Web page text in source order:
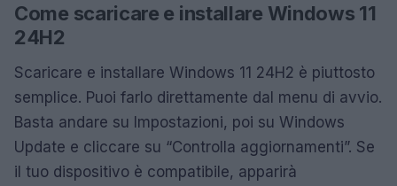
Come scaricare e installare Windows 11
24H2
Scaricare e installare Windows 11 24H2 è piuttosto
semplice. Puoi farlo direttamente dal menu di avvio.
Basta andare su Impostazioni, poi su Windows
Update e cliccare su “Controlla aggiornamenti”. Se
il tuo dispositivo è compatibile, apparirà